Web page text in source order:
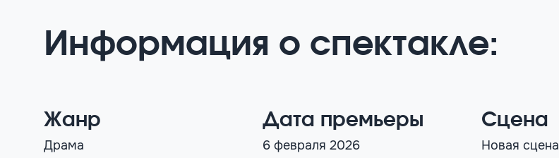
Информация о спектакле:
Жанр
Драма
Дата премьеры
6 февраля 2026
Сцена
Новая сцена